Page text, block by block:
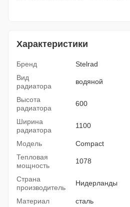
Характеристики
Бренд
Stelrad
Вид
радиатора
водяной
Высота
радиатора
600
Ширина
радиатора
1100
Модель
Compact
Тепловая
мощность
1078
Страна
производитель
Нидерланды
Материал
сталь